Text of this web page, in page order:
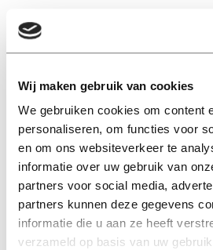
Wij maken gebruik van cookies
We gebruiken cookies om content
personaliseren, om functies voor
en om ons websiteverkeer te
informatie over uw gebruik van
partners voor social media,
partners kunnen deze gegevens
informatie die u aan ze heeft
verzameld op basis van uw
Tim van Dijl
Achtergrond
Martin kon
door stress:
gemist’
26 juni 2024